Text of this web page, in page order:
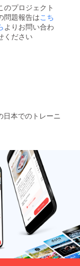
の交通
費はこ
ちらで
負担致
しま
別途
メール
整させ
ていた
だけれ
ば幸い
です。
amasat
o.net）
でのお
名前(会
社名)紹
る際の
交通費
ます。
日程に
関して
は2018
年12月
となっ
ており
ます
が、別
途メー
ルでの
やりと
りでご
調整さ
のプロジェクト
問題報告はこち
よりお問い合わ
ください
日本でのトレーニ